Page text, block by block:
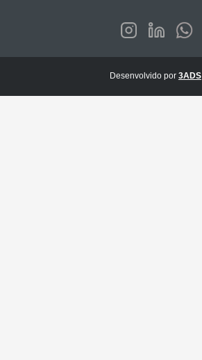
Desenvolvido por 3ADS